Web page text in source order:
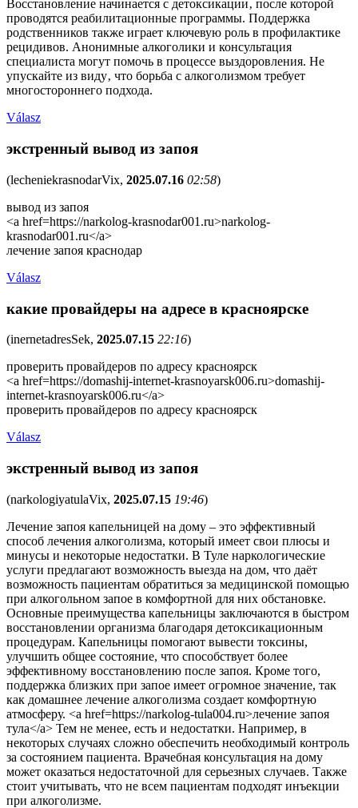
Восстановление начинается с детоксикации‚ после которой
проводятся реабилитационные программы. Поддержка
родственников также играет ключевую роль в профилактике
рецидивов. Анонимные алкоголики и консультация
специалиста могут помочь в процессе выздоровления. Не
упускайте из виду‚ что борьба с алкоголизмом требует
многостороннего подхода.
Válasz
экстренный вывод из запоя
(lecheniekrasnodarVix, 2025.07.16 02:58)
вывод из запоя
<a href=https://narkolog-krasnodar001.ru>narkolog-
krasnodar001.ru</a>
лечение запоя краснодар
Válasz
какие провайдеры на адресе в красноярске
(inernetadresSek, 2025.07.15 22:16)
проверить провайдеров по адресу красноярск
<a href=https://domashij-internet-krasnoyarsk006.ru>domashij-
internet-krasnoyarsk006.ru</a>
проверить провайдеров по адресу красноярск
Válasz
экстренный вывод из запоя
(narkologiyatulaVix, 2025.07.15 19:46)
Лечение запоя капельницей на дому – это эффективный
способ лечения алкоголизма, который имеет свои плюсы и
минусы и некоторые недостатки. В Туле наркологические
услуги предлагают возможность выезда на дом, что даёт
возможность пациентам обратиться за медицинской помощью
при алкогольном запое в комфортной для них обстановке.
Основные преимущества капельницы заключаются в быстром
восстановлении организма благодаря детоксикационным
процедурам. Капельницы помогают вывести токсины,
улучшить общее состояние, что способствует более
эффективному восстановлению после запоя. Кроме того,
поддержка близких при запое имеет огромное значение, так
как домашнее лечение алкоголизма создает комфортную
атмосферу. <a href=https://narkolog-tula004.ru>лечение запоя
тула</a> Тем не менее, есть и недостатки. Например, в
некоторых случаях сложно обеспечить необходимый контроль
за состоянием пациента. Врачебная консультация на дому
может оказаться недостаточной для серьезных случаев. Также
стоит учитывать, что не всем пациентам подходят инъекции
при алкоголизме.